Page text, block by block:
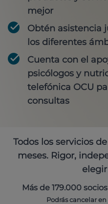
mejor
Obtén asistencia
los diferentes
Cuenta con el
psicólogos y
telefónica OCU
consultas
Todos los servicios
meses. Rigor,
Más de 179.000
Podrás cancelar